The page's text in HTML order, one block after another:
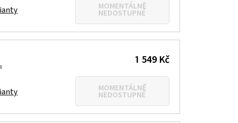
MOMENTÁLNĚ
NEDOSTUPNÉ
1 549 Kč
MOMENTÁLNĚ
NEDOSTUPNÉ